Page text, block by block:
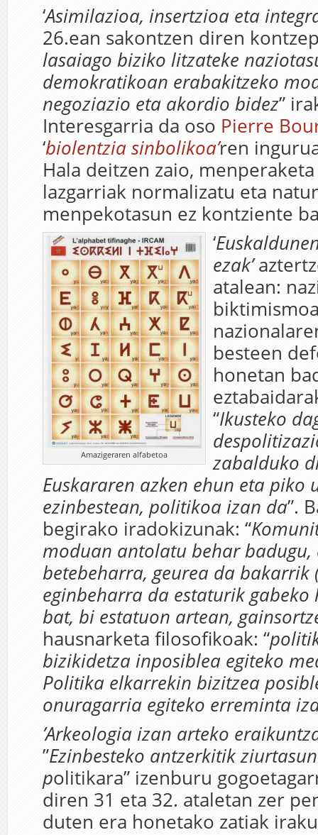
‘Asimilazioa, insertzioa eta
26.ean sakontzen diren
lasaiago biziko litzateke
demokratikoan erabakitzeko
negoziazio eta akordio bidez”
Interesgarria da oso Pierre
‘biolentzia sinbolikoa’ren
Hala deitzen zaio,
lazgarriak normalizatu eta
menpekotasun ez kontziente
Amazigeraren alfabetoa
‘
ezak’
atalean:
besteen
honetan
“Ikusteko
zabalduko
Euskararen azken ehun eta piko
ezinbestean, politikoa izan da”.
begirako iradokizunak: “
moduan antolatu behar badugu,
betebeharra, geurea da bakarrik
eginbeharra da estaturik
bat, bi estatuon artean,
hausnarketa filosofikoak: “
bizikidetza inposiblea egiteko
Politika elkarrekin bizitzea
onuragarria egiteko erreminta
’Arkeologia izan arteko
”Ezinbesteko antzerkitik
politikara” izenburu
diren 31 eta 32. ataletan zer
duten era honetako zatiak